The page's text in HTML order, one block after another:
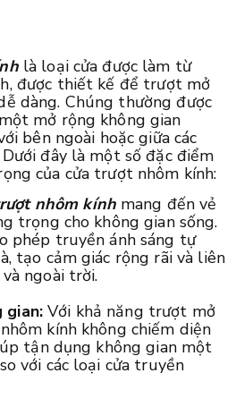
là loại cửa được làm từ
được thiết kế để trượt mở
dàng. Chúng thường được
mở rộng không gian
bên ngoài hoặc giữa các
đây là một số đặc điểm
của cửa trượt nhôm kính:
nhôm kínhmang đến vẻ
trọng cho không gian sống.
phép truyền ánh sáng tự
tạo cảm giác rộng rãi và liên
ngoài trời.
gian:Với khả năng trượt mở
kính không chiếm diện
tận dụng không gian một
với các loại cửa truyền